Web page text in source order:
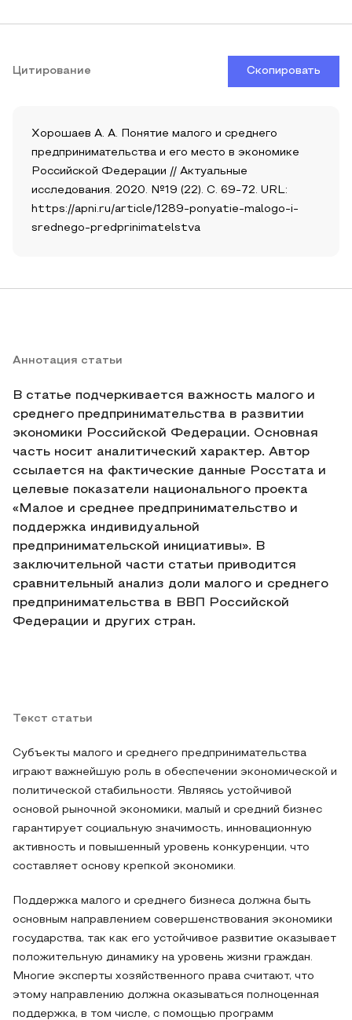
Цитирование Скопировать
Хорошаев А. А. Понятие малого и среднего
предпринимательства и его место в экономике
Российской Федерации // Актуальные
исследования. 2020. №19 (22). С. 69-72. URL:
https://apni.ru/article/1289-ponyatie-malogo-i-
srednego-predprinimatelstva
Аннотация статьи
В статье подчеркивается важность малого и
среднего предпринимательства в развитии
экономики Российской Федерации. Основная
часть носит аналитический характер. Автор
ссылается на фактические данные Росстата и
целевые показатели национального проекта
«Малое и среднее предпринимательство и
поддержка индивидуальной
предпринимательской инициативы». В
заключительной части статьи приводится
сравнительный анализ доли малого и среднего
предпринимательства в ВВП Российской
Федерации и других стран.
Текст статьи
Субъекты малого и среднего предпринимательства
играют важнейшую роль в обеспечении экономической и
политической стабильности. Являясь устойчивой
основой рыночной экономики, малый и средний бизнес
гарантирует социальную значимость, инновационную
активность и повышенный уровень конкуренции, что
составляет основу крепкой экономики.
Поддержка малого и среднего бизнеса должна быть
основным направлением совершенствования экономики
государства, так как его устойчивое развитие оказывает
положительную динамику на уровень жизни граждан.
Многие эксперты хозяйственного права считают, что
этому направлению должна оказываться полноценная
поддержка, в том числе, с помощью программ